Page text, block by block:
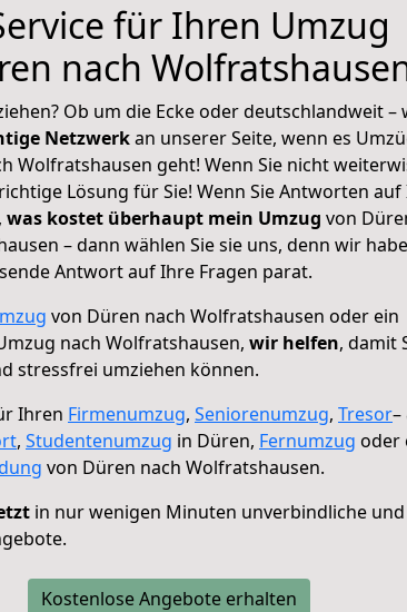
für Ihren Umzug
nach
Ob um die Ecke oder deutschlandweit –
Netzwerkan unserer Seite, wenn es
Wolfratshausen geht! Wenn Sie nicht
Lösung für Sie! Wenn Sie Antworten
was kostet überhaupt mein Umzug von
– dann wählen Sie sie uns, denn wir
Antwort auf Ihre Fragen parat.
von Düren nach Wolfratshausen oder ein
nach Wolfratshausen, wir helfen, damit
stressfrei umziehen können.
Ihren Firmenumzug, Seniorenumzug, Tresor–
, Studentenumzug in Düren, Fernumzug oder
von Düren nach Wolfratshausen.
in nur wenigen Minuten unverbindliche und
Kostenlose Angebote erhalten